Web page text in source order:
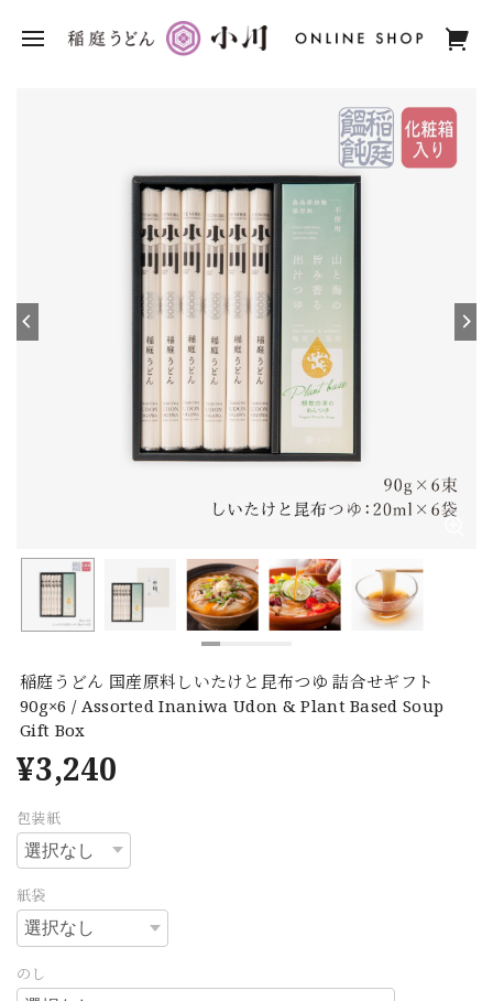
稲庭うどん 国産原料しいたけと昆布つゆ 詰合せギフト
90g×6 / Assorted Inaniwa Udon & Plant Based Soup
Gift Box
¥3,240
包装紙
紙袋
のし